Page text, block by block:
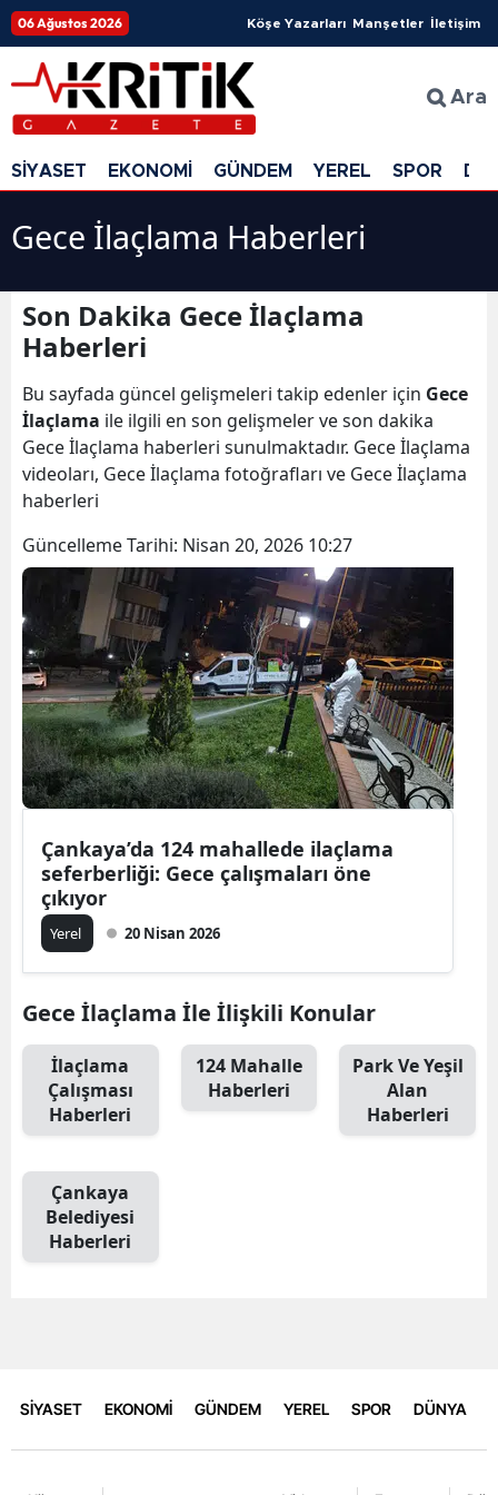
06 Ağustos 2026 Köşe Yazarları Manşetler İletişim
Ara
SİYASET EKONOMİ GÜNDEM YEREL SPOR
Gece İlaçlama Haberleri
Son Dakika Gece İlaçlama
Haberleri
Bu sayfada güncel gelişmeleri takip edenler için Gece
İlaçlama ile ilgili en son gelişmeler ve son dakika
Gece İlaçlama haberleri sunulmaktadır. Gece İlaçlama
videoları, Gece İlaçlama fotoğrafları ve Gece İlaçlama
haberleri
Güncelleme Tarihi: Nisan 20, 2026 10:27
Çankaya’da 124 mahallede ilaçlama
seferberliği: Gece çalışmaları öne
çıkıyor
Yerel 20 Nisan 2026
Gece İlaçlama İle İlişkili Konular
İlaçlama
Çalışması
Haberleri
124 Mahalle
Haberleri
Park Ve Yeşil
Alan
Haberleri
Çankaya
Belediyesi
Haberleri
SİYASET EKONOMİ GÜNDEM YEREL SPOR DÜNYA